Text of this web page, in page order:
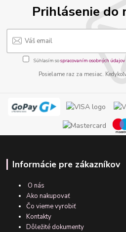
Prihlásenie
Súhlasím sospracovaním osobných údajov
Posielame raz za mesiac.
Informácie pre zákazníkov
O nás
Ako nakupovať
Čo vieme vyrobiť
Kontakty
Dôležité dokumenty